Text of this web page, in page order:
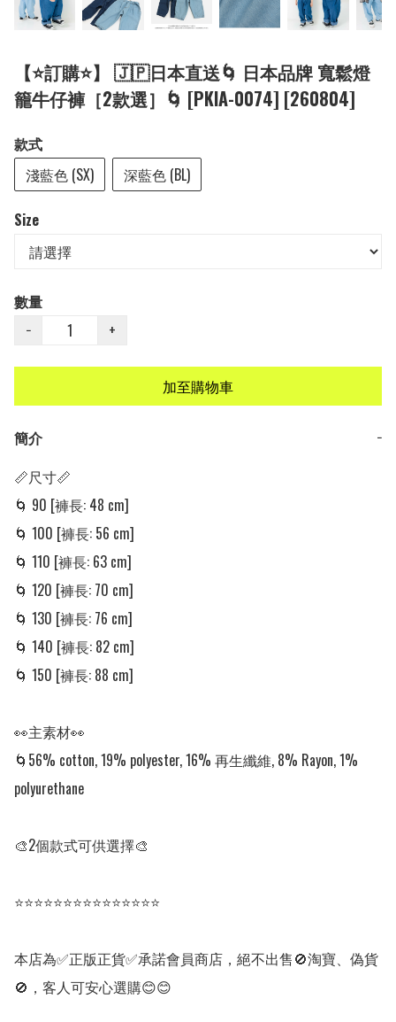
【⭐訂購⭐】 🇯🇵日本直送🌀 日本品牌 寬鬆燈
籠牛仔褲［2款選］🌀 [PKIA-0074] [260804]
款式
淺藍色 (SX)
深藍色 (BL)
Size
數量
−
+
加至購物車
簡介
−
📏尺寸📏
🌀 90 [褲長: 48 cm]
🌀 100 [褲長: 56 cm]
🌀 110 [褲長: 63 cm]
🌀 120 [褲長: 70 cm]
🌀 130 [褲長: 76 cm]
🌀 140 [褲長: 82 cm]
🌀 150 [褲長: 88 cm]
👀主素材👀
🌀56% cotton, 19% polyester, 16% 再生纖維, 8% Rayon, 1%
polyurethane
🎨2個款式可供選擇🎨
⭐⭐⭐⭐⭐⭐⭐⭐⭐⭐⭐⭐⭐⭐⭐
本店為✅正版正貨✅承諾會員商店，絕不出售🚫淘寶、偽貨
🚫，客人可安心選購😊😊